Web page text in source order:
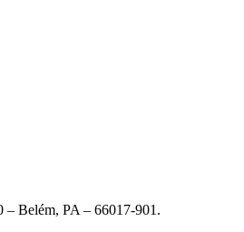
– Belém, PA – 66017-901.